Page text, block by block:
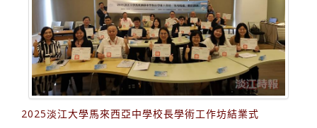
2025淡江大學馬來西亞中學校長學術工作坊結業式
【記者吳映彤淡水校園報導】國際暨兩岸事務處主辦、馬